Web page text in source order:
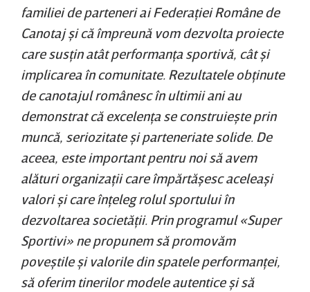
familiei de parteneri ai Federaţiei Române de
Canotaj şi că împreună vom dezvolta proiecte
care susţin atât performanţa sportivă, cât şi
implicarea în comunitate. Rezultatele obţinute
de canotajul românesc în ultimii ani au
demonstrat că excelenţa se construieşte prin
muncă, seriozitate şi parteneriate solide. De
aceea, este important pentru noi să avem
alături organizaţii care împărtăşesc aceleaşi
valori şi care înţeleg rolul sportului în
dezvoltarea societăţii. Prin programul «Super
Sportivi» ne propunem să promovăm
poveştile şi valorile din spatele performanţei,
să oferim tinerilor modele autentice şi să